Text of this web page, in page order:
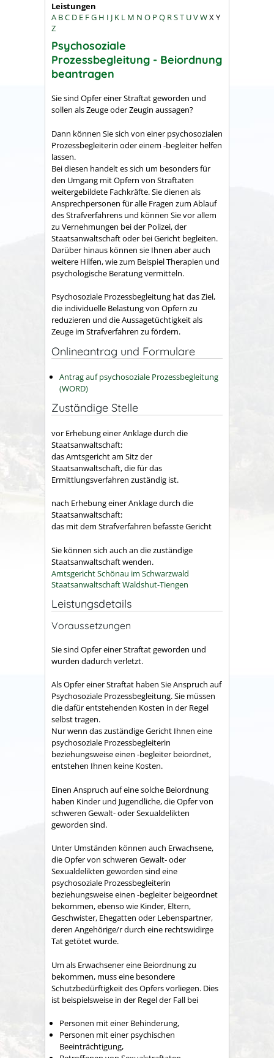
Leistungen
A BC D E FG H I J K L M N O P Q RST UVWXY
Z
Psychosoziale
Prozessbegleitung - Beiordnung
beantragen
Sie sind Opfer einer Straftat geworden und
sollen als Zeuge oder Zeugin aussagen?
Dann können Sie sich von einer psychosozialen
Prozessbegleiterin oder einem -begleiter helfen
lassen.
Bei diesen handelt es sich um besonders für
den Umgang mit Opfern von Straftaten
weitergebildete Fachkräfte. Sie dienen als
Ansprechpersonen für alle Fragen zum Ablauf
des Strafverfahrens und können Sie vor allem
zu Vernehmungen bei der Polizei, der
Staatsanwaltschaft oder bei Gericht begleiten.
Darüber hinaus können sie Ihnen aber auch
weitere Hilfen, wie zum Beispiel Therapien und
psychologische Beratung vermitteln.
Psychosoziale Prozessbegleitung hat das Ziel,
die individuelle Belastung von Opfern zu
reduzieren und die Aussagetüchtigkeit als
Zeuge im Strafverfahren zu fördern.
Onlineantrag und Formulare
Antrag auf psychosoziale Prozessbegleitung
(WORD)
Zuständige Stelle
vor Erhebung einer Anklage durch die
Staatsanwaltschaft:
das Amtsgericht am Sitz der
Staatsanwaltschaft, die für das
Ermittlungsverfahren zuständig ist.
nach Erhebung einer Anklage durch die
Staatsanwaltschaft:
das mit dem Strafverfahren befasste Gericht
Sie können sich auch an die zuständige
Staatsanwaltschaft wenden.
Amtsgericht Schönau im Schwarzwald
Staatsanwaltschaft Waldshut-Tiengen
Leistungsdetails
Voraussetzungen
Sie sind Opfer einer Straftat geworden und
wurden dadurch verletzt.
Als Opfer einer Straftat haben Sie Anspruch auf
Psychosoziale Prozessbegleitung. Sie müssen
die dafür entstehenden Kosten in der Regel
selbst tragen.
Nur wenn das zuständige Gericht Ihnen eine
psychosoziale Prozessbegleiterin
beziehungsweise einen -begleiter beiordnet,
entstehen Ihnen keine Kosten.
Einen Anspruch auf eine solche Beiordnung
haben Kinder und Jugendliche, die Opfer von
schweren Gewalt- oder Sexualdelikten
geworden sind.
Unter Umständen können auch Erwachsene,
die Opfer von schweren Gewalt- oder
Sexualdelikten geworden sind eine
psychosoziale Prozessbegleiterin
beziehungsweise einen -begleiter beigeordnet
bekommen, ebenso wie Kinder, Eltern,
Geschwister, Ehegatten oder Lebenspartner,
deren Angehörige/r durch eine rechtswidirge
Tat getötet wurde.
Um als Erwachsener eine Beiordnung zu
bekommen, muss eine besondere
Schutzbedürftigkeit des Opfers vorliegen. Dies
ist beispielsweise in der Regel der Fall bei
Personen mit einer Behinderung,
Personen mit einer psychischen
Beeinträchtigung,